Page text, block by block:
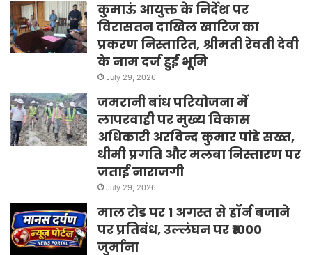
कुमाऊं आयुक्त के निर्देश पर
विरासतन दाखिल खारिज का
प्रकरण निस्तारित, श्रीमती रेवती देवी
के नाम दर्ज हुई भूमि
July 29, 2026
जमरानी बांध परियोजना में
लापरवाही पर मुख्य विकास
अधिकारी अरविन्द कुमार पांडे सख्त,
धीमी प्रगति और मलबा निस्तारण पर
जताई नाराजगी
July 29, 2026
माल रोड पर 1 अगस्त से हॉर्न बजाने
पर प्रतिबंध, उल्लंघन पर ₹1000
जुर्माना